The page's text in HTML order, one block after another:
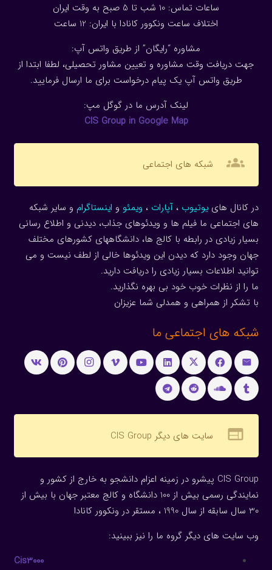
ساعات تماس: 10 شب تا 5 صبح به وقت ایران
اختلاف ساعت ونکوور کانادا با ایران: 1 2 ساعت
مشاوره “رایگان” از طریق واتس آپ:
جهت دریافت وقت مشاوره و تعیین مشاور تحصیلی، لطفا ابتدا از
طریق واتس آپ یک پیام درخواست برای ما ارسال فرمایید.
لینک آدرس ما در گوگل مپ:
CIS Group in Google Map
groups شبکه های اجتماعی
در کانال هاییوتیوب ، آپارات ، ویمئو و اینستاگرام و سایر شبکه
های اجتماعی ما فیلم ها و ویدئوهای جذاب، دیدنی و اطلاع رسانی
بسیار زیادی در رابطه با کالج ها، دانشگاههای کشورهای مختلف
جهان وجود دارد که دیدن این ویدئوها خالی از لطف نیست و می
توانید اطلاعات بسیار زیادی را دریافت دارید.
ما را از نظرات خوب خود بی بهره نگذارید.
با تشکر از همراهی و همدلی شما عزیزان
شبکه های اجتماعی ما
web سایت های دیگر CIS Group
CIS Group پیشرو در زمینه اعزام دانشجو به خارج از کشور و
نمایندگی رسمی بیش از 100 دانشگاه و کالج معتبر جهان با بیش از
30 سال سابقه از سال 1990 ، مستقر در ونکوور کانادا
وب سایت های دیگر گروه ما را نیز ببینید:
Cis3000